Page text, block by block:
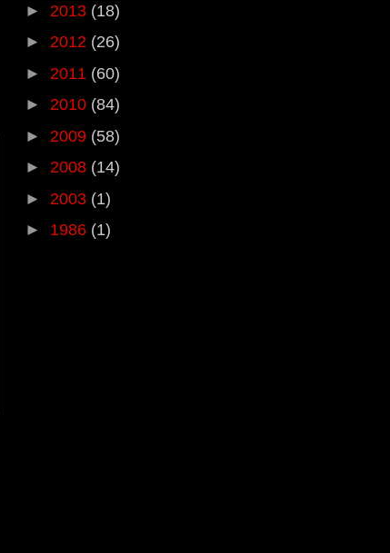
► 2013 (18)
► 2012 (26)
► 2011 (60)
► 2010 (84)
► 2009 (58)
► 2008 (14)
► 2003 (1)
► 1986 (1)